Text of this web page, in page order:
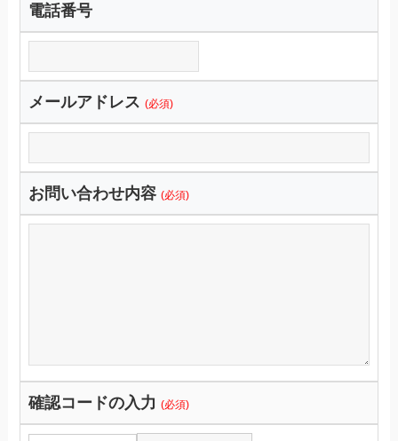
電話番号
メールアドレス (必須)
お問い合わせ内容 (必須)
確認コードの入力(必須)